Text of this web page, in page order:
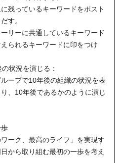
ているキーワードをポスト
す。
に共通しているキーワード
られるキーワードに印をつけ
状況を演じる：
で10年後の組織の状況を表
、10年後であるかのように演じ
ク、最高のライフ」を実現す
から取り組む最初の一歩を考え